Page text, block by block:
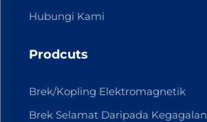
Hubungi Kami
Prodcuts
Brek/Kopling Elektromagnetik
Brek Selamat Daripada Kegagalan